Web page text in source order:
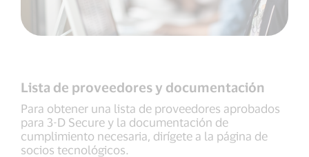
Lista de proveedores y documentación
Para obtener una lista de proveedores aprobados
para 3-D Secure y la documentación de
cumplimiento necesaria, dirígete a la página de
socios tecnológicos.